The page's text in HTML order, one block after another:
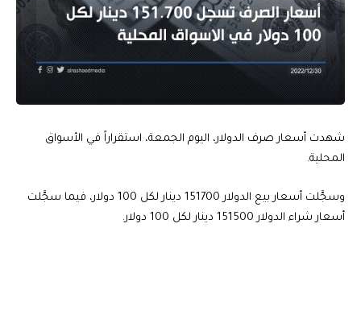
شهدت أسعار صرف الدولار، اليوم الجمعة، استقراراً في الأسواق
المحلية.
وسجَّلت أسعار بيع الدولار 151700 دينار لكل 100 دولار، فيما سجَّلت
أسعار شراء الدولار 151500 دينار لكل 100 دولار.